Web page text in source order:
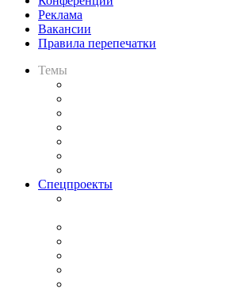
Реклама
Вакансии
Правила перепечатки
Темы
Спецпроекты